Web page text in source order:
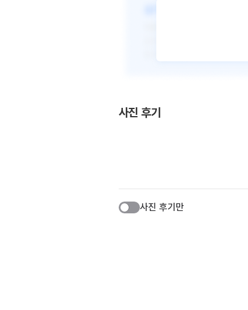
사진 후기
사진 후기만